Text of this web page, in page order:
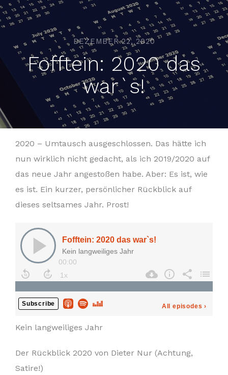
DEZEMBER 22, 2020
Fofftein: 2020 das
war`s!
2020 – Umtausch ausgeschlossen. Das hätte ich
nun wirklich nicht gedacht, als ich 2019/2020 auf
das neue Jahr angestoßen habe. Aber: Es ist, wie
es ist. Ein kurzer, persönlicher Rückblick auf
dieses seltsames Jahr. Prost!
Kein langweiliges Jahr
Der Rückblick 2020 von Dieter Nur (Achtung,
Satire!)